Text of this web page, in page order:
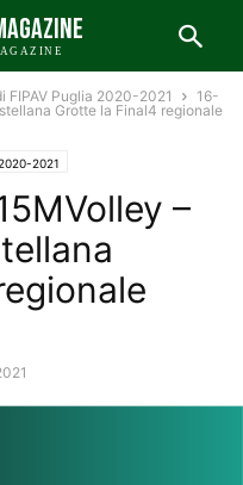
FIPAV Puglia 2020-2021
16-
Grotte la Final4 regionale
2021
–